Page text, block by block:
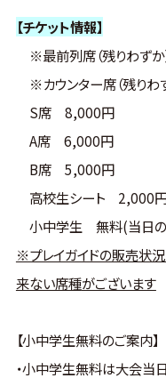
【チケット情報】
※最前列席（残りわず
※カウンター席（残り
S席 8,000円
A席 6,000円
B席 5,000円
高校生シート 2,000円
小中学生 無料(当日の
※プレイガイドの販売状
来ない席種がございます
【小中学生無料のご案内】
・小中学生無料は大会当